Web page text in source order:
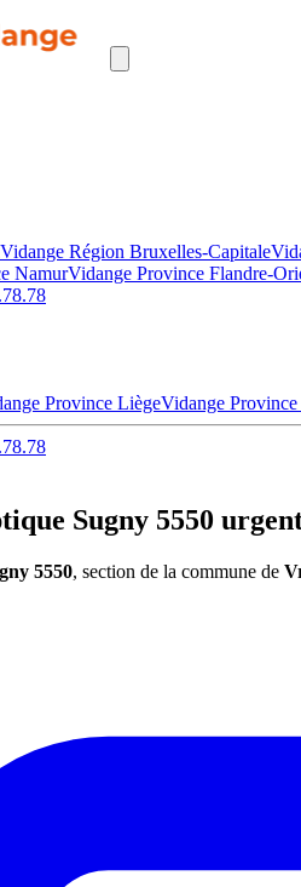
Vidange Région Bruxelles-Capitale
NamurVidange Province Flandre-
Province LiègeVidange
Sugny 5550
5550, section de la commune de